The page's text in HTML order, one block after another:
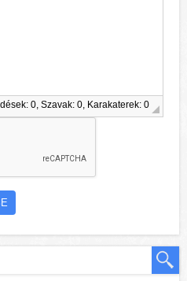
0, Szavak: 0, Karakaterek: 0